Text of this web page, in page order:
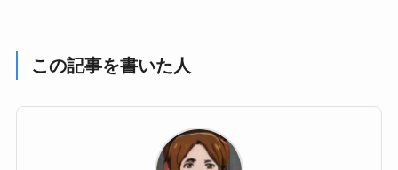
この記事を書いた人